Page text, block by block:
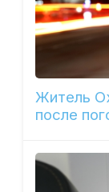
Житель
после